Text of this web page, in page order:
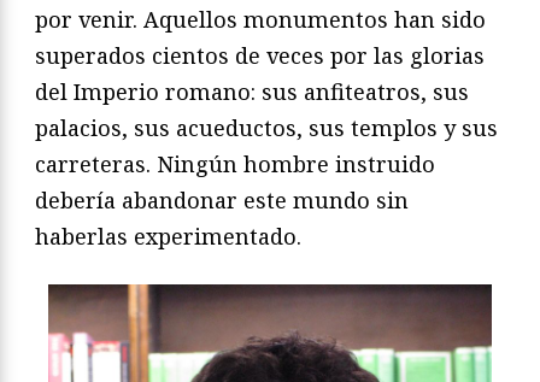
por venir. Aquellos monumentos han sido
superados cientos de veces por las glorias
del Imperio romano: sus anfiteatros, sus
palacios, sus acueductos, sus templos y sus
carreteras. Ningún hombre instruido
debería abandonar este mundo sin
haberlas experimentado.